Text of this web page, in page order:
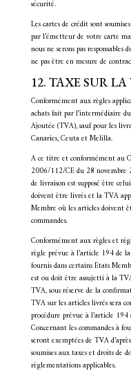
sécurité.
Les cartes de crédit sont
par l’émetteur de votre carte
nous ne serons pas
ne pas être en mesure de
12. TAXE SUR
Conformément aux règles
achats fait par l’intermédiaire
Ajoutée (TVA), sauf pour les
Canaries, Ceuta et Melilla.
A ce titre et conformément au
2006/112/CE du 28 novembre
de livraison est supposé être
doivent être livrés et la TVA
Membre où les articles doivent
commandes.
Conformément aux règles et
règle prévue à l’article 194 de
fournis dans certains Etats
est ou doit être assujetti à la
TVA, sous réserve de la
TVA sur les articles livrés sera
procédure prévue à l’article 194
Concernant les commandes à
seront exemptées de TVA
soumises aux taxes et droits de
règlementations applicables.